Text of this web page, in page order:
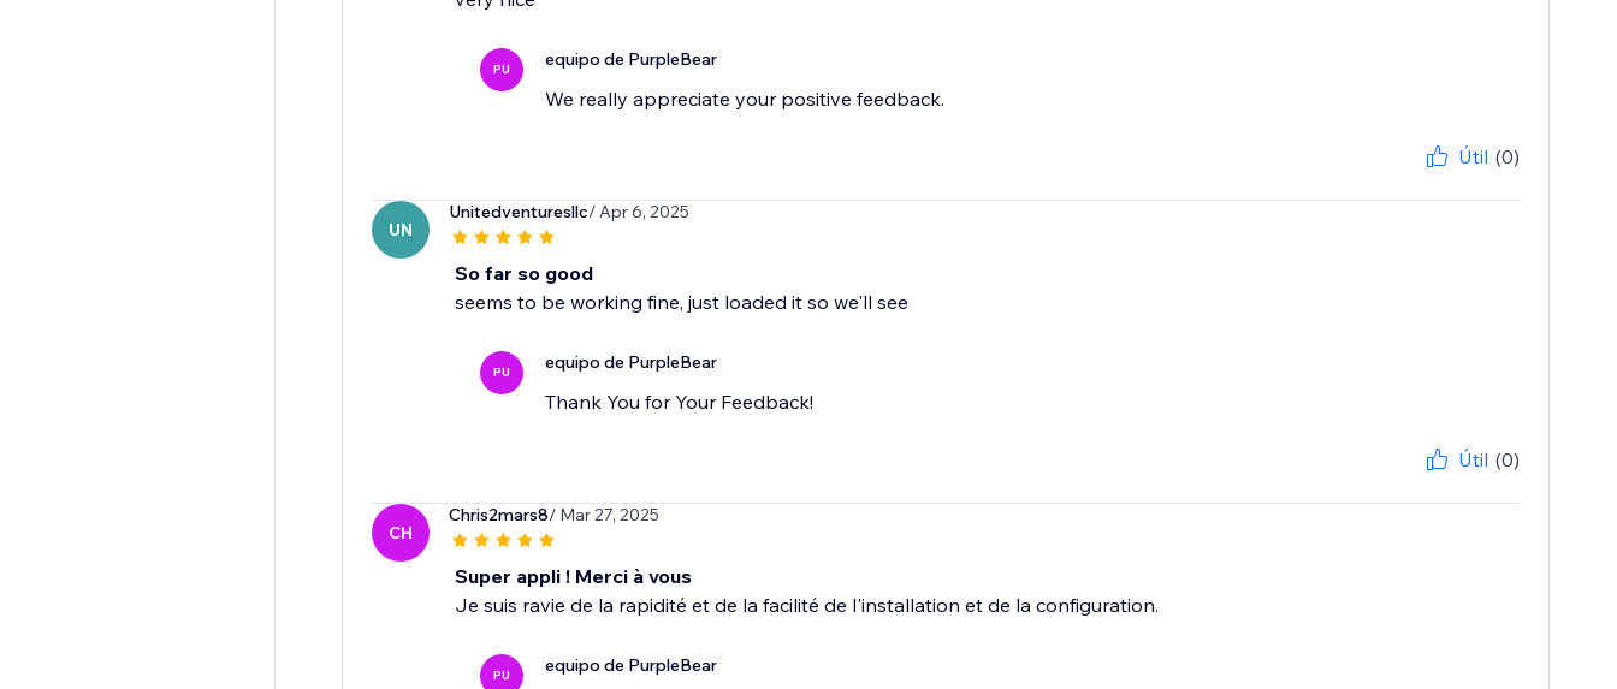
PU equipo de PurpleBear
We really appreciate your positive feedback.
Útil (0)
UN
Unitedventuresllc/ Apr 6, 2025
So far so good
seems to be working fine, just loaded it so we'll see
PU equipo de PurpleBear
Thank You for Your Feedback!
Útil (0)
CH
Chris2mars8/ Mar 27, 2025
Super appli ! Merci à vous
Je suis ravie de la rapidité et de la facilité de l'installation et de la configuration.
PU equipo de PurpleBear